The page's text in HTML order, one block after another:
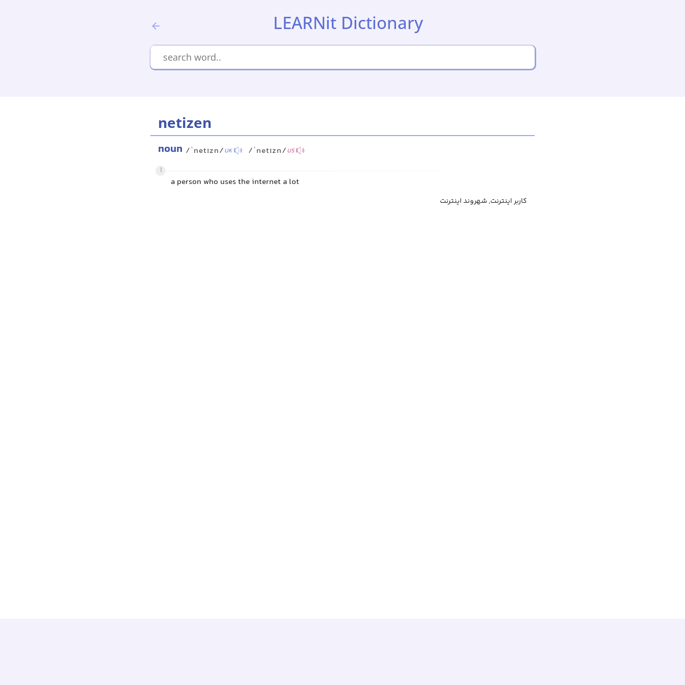
LEARNit Dictionary
netizen
noun /ˈnetɪzn/UK /ˈnetɪzn/US
1
a person who uses the internet a lot
کاربر اینترنت, شهروند اینترنت